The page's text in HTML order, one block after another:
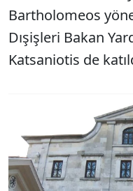
Bartholomeos
Dışişleri Bakan
Katsaniotis de